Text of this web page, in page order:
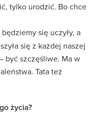
tylko urodzić. Bo chce
będziemy się uczyły, a
się z każdej naszej
być szczęśliwe. Ma w
Tata też
życia?